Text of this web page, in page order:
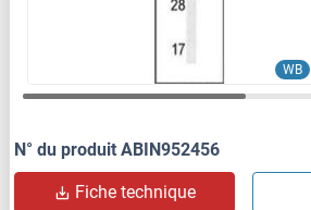
WB
N° du produit ABIN952456
Fiche technique